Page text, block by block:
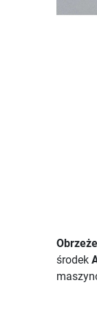
środek